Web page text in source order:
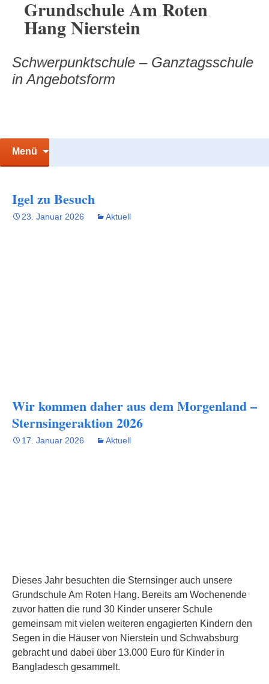
springen
Grundschule Am Roten
Hang Nierstein
Schwerpunktschule – Ganztagsschule
in Angebotsform
Menü
Igel zu Besuch
23. Januar 2026 Aktuell
Wir kommen daher aus dem Morgenland –
Sternsingeraktion 2026
17. Januar 2026 Aktuell
Dieses Jahr besuchten die Sternsinger auch unsere
Grundschule Am Roten Hang. Bereits am Wochenende
zuvor hatten die rund 30 Kinder unserer Schule
gemeinsam mit vielen weiteren engagierten Kindern den
Segen in die Häuser von Nierstein und Schwabsburg
gebracht und dabei über 13.000 Euro für Kinder in
Bangladesch gesammelt.